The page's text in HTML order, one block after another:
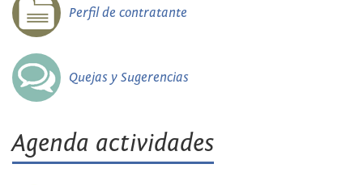
Perfil de contratante
Quejas y Sugerencias
Agenda actividades